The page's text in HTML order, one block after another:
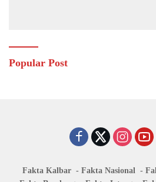
Popular Post
Fakta Kalbar Fakta Nasional